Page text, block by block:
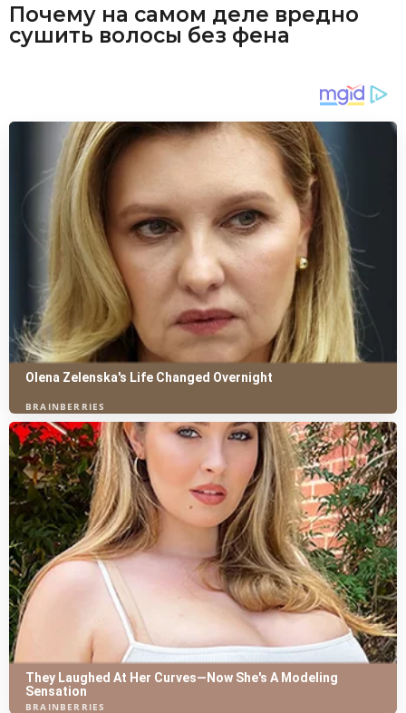
Почему на самом деле вредно
сушить волосы без фена